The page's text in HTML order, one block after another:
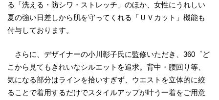
る「洗える・防シワ・ストレッチ」のほか、女性にうれしい
夏の強い日差しから肌を守ってくれる「ＵＶカット」機能も
付与しております。
さらに、デザイナーの小川彰子氏に監修いただき、360゜ど
こから見てもきれいなシルエットを追求。背中・腰回り等、
気になる部分はラインを拾いすぎず、ウエストを立体的に絞
ることで着用するだけでスタイルアップが叶う一着をご用意